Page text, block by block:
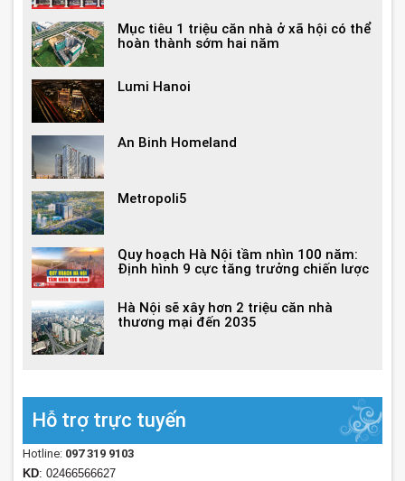
Mục tiêu 1 triệu căn nhà ở xã hội có thể
hoàn thành sớm hai năm
Lumi Hanoi
An Binh Homeland
Metropoli5
Quy hoạch Hà Nội tầm nhìn 100 năm:
Định hình 9 cực tăng trưởng chiến lược
Hà Nội sẽ xây hơn 2 triệu căn nhà
thương mại đến 2035
Hỗ trợ trực tuyến
Hotline: 097 319 9103
KD: 02466566627